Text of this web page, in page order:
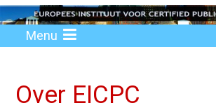
m
Menu
Over EICPC
Voor Leden